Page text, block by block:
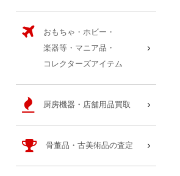
おもちゃ・ホビー・
楽器等・マニア品・
コレクターズアイテム
厨房機器・店舗用品買取
骨董品・古美術品の査定